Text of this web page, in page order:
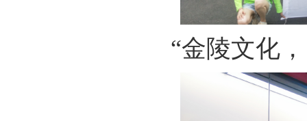
“金陵文化